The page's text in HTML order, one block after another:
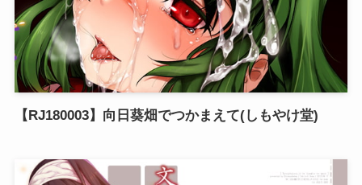
【RJ180003】向日葵畑でつかまえて(しもやけ堂)